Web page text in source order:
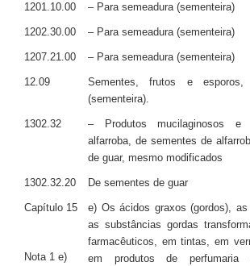
1201.10.00 – Para semeadura (sementeira)
1202.30.00 – Para semeadura (sementeira)
1207.21.00 – Para semeadura (sementeira)
12.09
Sementes, frutos e esporos,
(sementeira).
1302.32
– Produtos mucilaginosos e
alfarroba, de sementes de
de guar, mesmo modificados
1302.32.20 De sementes de guar
Capítulo 15
Nota 1 e)
e) Os ácidos graxos (gordos), as
as substâncias gordas
farmacêuticos, em tintas, em
em produtos de perfumaria